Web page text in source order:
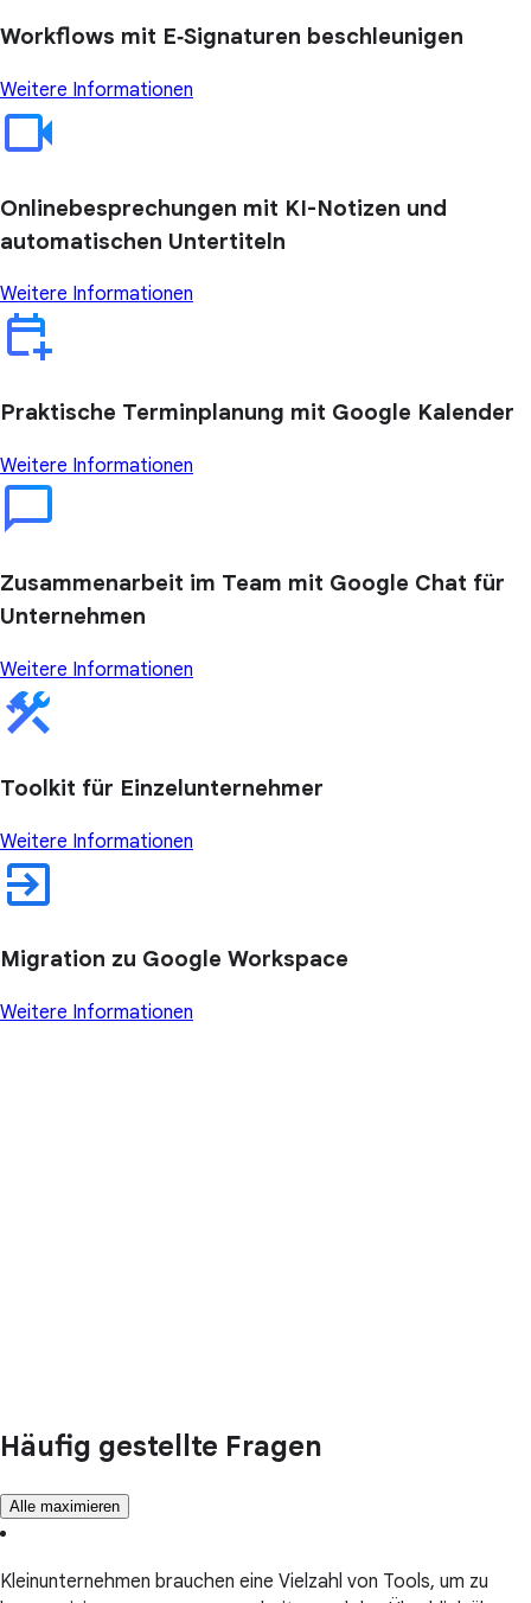
Workflows mit E‑Signaturen beschleunigen
Weitere Informationen
Onlinebesprechungen mit KI-Notizen und
automatischen Untertiteln
Weitere Informationen
Praktische Terminplanung mit Google Kalender
Weitere Informationen
Zusammenarbeit im Team mit Google Chat für
Unternehmen
Weitere Informationen
Toolkit für Einzelunternehmer
Weitere Informationen
Migration zu Google Workspace
Weitere Informationen
Häufig gestellte Fragen
Alle maximieren
Kleinunternehmen brauchen eine Vielzahl von Tools, um zu